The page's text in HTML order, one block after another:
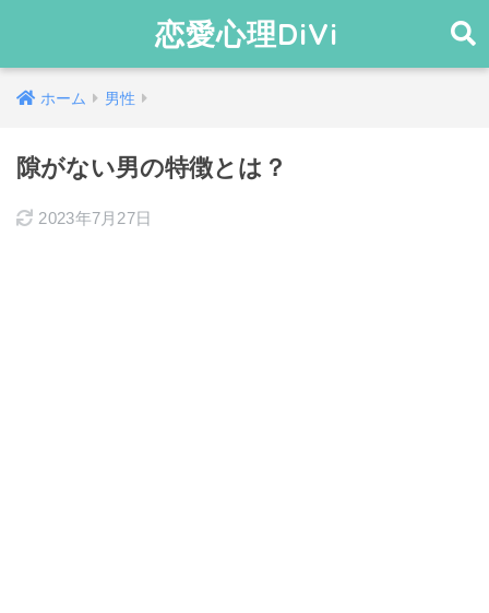
恋愛心理DiVi
ホーム 男性
隙がない男の特徴とは？
2023年7月27日